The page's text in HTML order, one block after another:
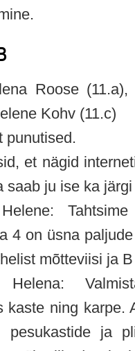
Roose
Kohv (11.c)
punutised.
et nägid
saab ju ise ka
Helene:
4 on üsna
mõtteviisi ja
kaste ning karpe.
pesukastide ja